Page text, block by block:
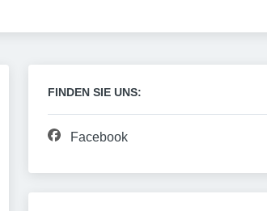
FINDEN SIE UNS:
Facebook